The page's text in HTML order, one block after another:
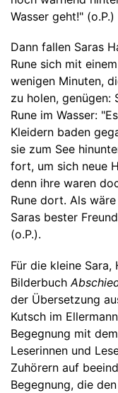
Wasser geht!" (o.P.)
Dann fallen Saras
Rune sich mit
wenigen Minuten,
zu holen,
Rune im Wasser:
Kleidern baden
sie zum See
fort, um sich neue
denn ihre waren
Rune dort. Als
Saras bester
(o.P.).
Für die kleine
Bilderbuch
der Übersetzung
Kutsch im
Begegnung mit
Leserinnen und
Zuhörern auf
Begegnung, die